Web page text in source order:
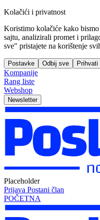
Kolačići i privatnost
Koristimo kolačiće kako
sajtu, analizirali promet i
sve" pristajete na korištenje
Postavke Odbij sve Prihvati
Kompanije
Rang liste
Webshop
Newsletter
Placeholder
Prijava Postani član
POČETNA